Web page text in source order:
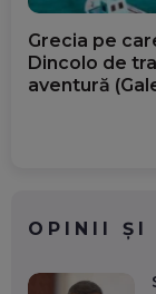
Grecia pe
Dincolo de
aventură
OPINII ȘI